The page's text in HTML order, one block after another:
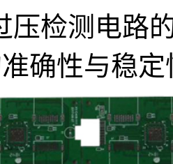
压检测电路
确性与稳